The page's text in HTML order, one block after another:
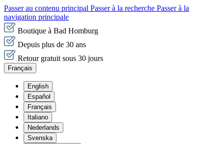
Passer au contenu principal Passer à la recherche Passer à la
navigation principale
Boutique à Bad Homburg
Depuis plus de 30 ans
Retour gratuit sous 30 jours
Français
English
Español
Français
Italiano
Nederlands
Svenska